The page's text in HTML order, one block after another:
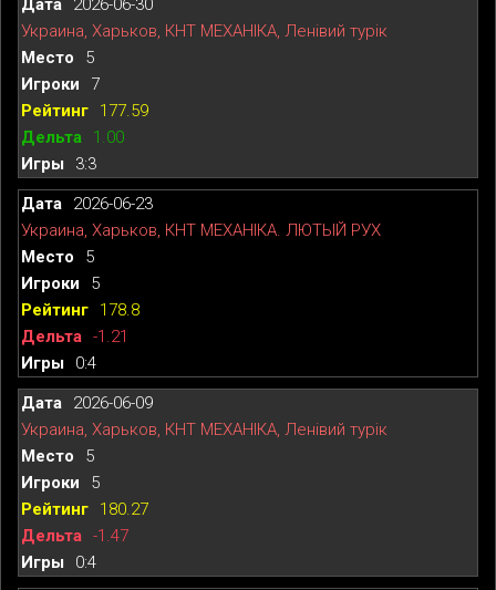
2026-06-30
Украина, Харьков, КНТ МЕХАНІКА, Ленівий турік
5
7
177.59
1.00
3:3
2026-06-23
Украина, Харьков, КНТ МЕХАНІКА. ЛЮТЫЙ РУХ
5
5
178.8
-1.21
0:4
2026-06-09
Украина, Харьков, КНТ МЕХАНІКА, Ленівий турік
5
5
180.27
-1.47
0:4